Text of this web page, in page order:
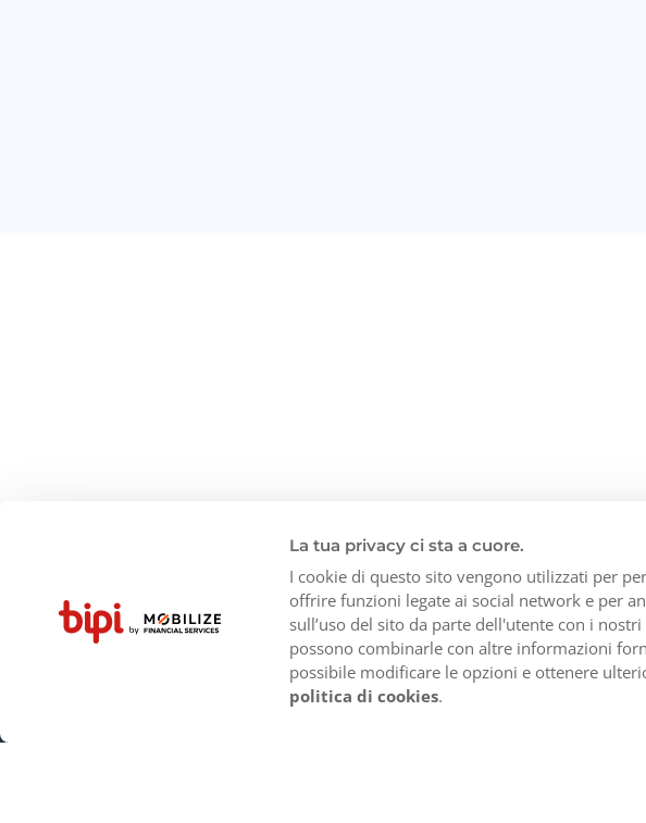
CITTA' POPOLARI Noleggio
La tua privacy ci sta a cuore.
I cookie di questo sito vengono utilizzati per
offrire funzioni legate ai social network e per
sull’uso del sito da parte dell'utente con i nostri
possono combinarle con altre informazioni
possibile modificare le opzioni e ottenere
politica di cookies.